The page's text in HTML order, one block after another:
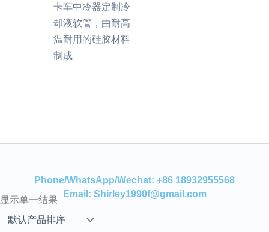
显示单一结果
卡车中冷器定制冷
却液软管，由耐高
温耐用的硅胶材料
制成
Phone/WhatsApp/Wechat: +86 18932955568
Email: Shirley1990f@gmail.com